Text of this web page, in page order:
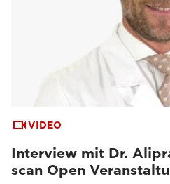
VIDEO
Interview mit Dr.
scan Open